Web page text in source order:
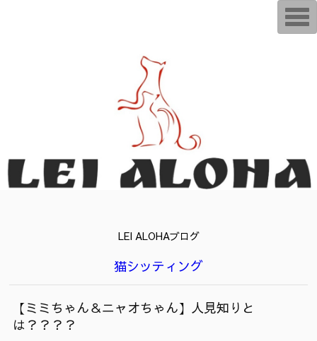
LEI ALOHAブログ
猫シッティング
【ミミちゃん＆ニャオちゃん】人見知りと
は？？？？
T
o
g
o